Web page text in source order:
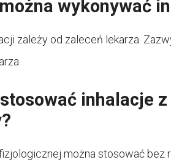
wykonywać
zależy od zaleceń lekarza.
inhalacje
można stosować bez